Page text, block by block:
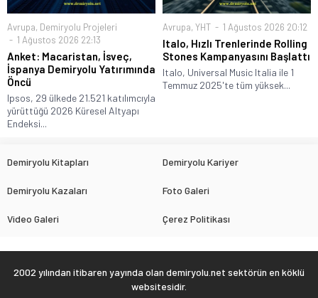
Avrupa, Demiryolu Projeleri
1 Ağustos 2026 22:13
Anket: Macaristan, İsveç,
İspanya Demiryolu Yatırımında
Öncü
Ipsos, 29 ülkede 21.521 katılımcıyla
yürüttüğü 2026 Küresel Altyapı
Endeksi...
Avrupa, YHT 1 Ağustos 2026 20:12
Italo, Hızlı Trenlerinde Rolling
Stones Kampanyasını Başlattı
Italo, Universal Music Italia ile 1
Temmuz 2025'te tüm yüksek...
Demiryolu Kitapları Demiryolu Kariyer
Demiryolu Kazaları Foto Galeri
Video Galeri Çerez Politikası
2002 yılından itibaren yayında olan demiryolu.net sektörün en köklü
websitesidir.